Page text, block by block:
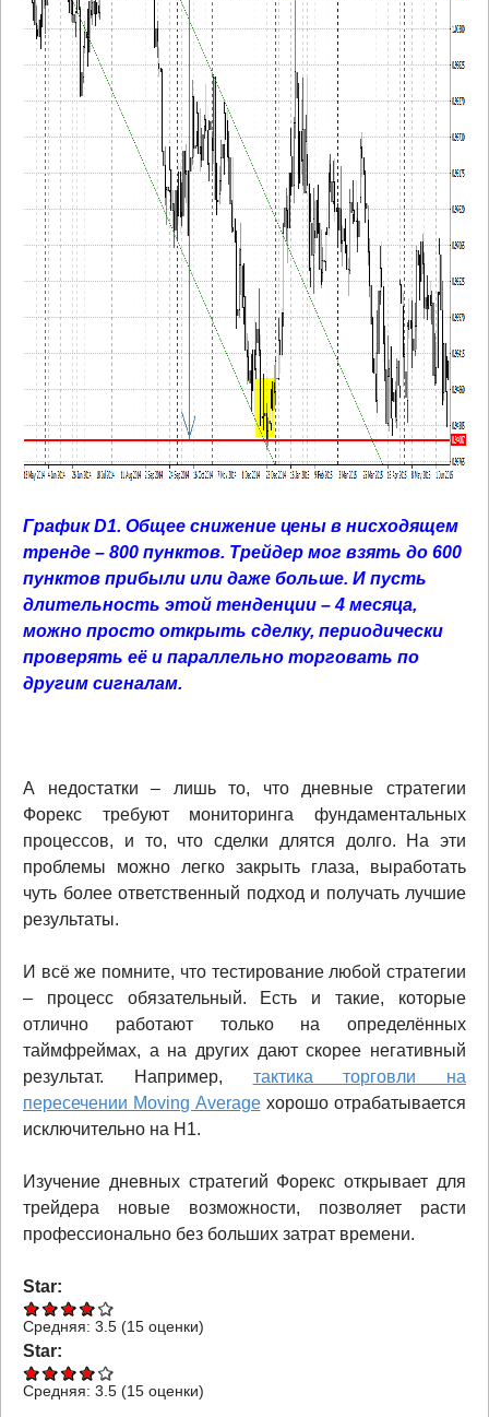
ГрафикD1. Общее снижение цены в нисходящем
тренде – 800 пунктов. Трейдер мог взять до 600
пунктов прибыли или даже больше. И пусть
длительность этой тенденции – 4 месяца,
можно просто открыть сделку, периодически
проверять её и параллельно торговать по
другим сигналам.
А недостатки – лишь то, что дневные стратегии
Форекс требуют мониторинга фундаментальных
процессов, и то, что сделки длятся долго. На эти
проблемы можно легко закрыть глаза, выработать
чуть более ответственный подход и получать лучшие
результаты.
И всё же помните, что тестирование любой стратегии
– процесс обязательный. Есть и такие, которые
отлично работают только на определённых
таймфреймах, а на других дают скорее негативный
результат. Например, тактика торговли на
пересечении Moving Averageхорошо отрабатывается
исключительно на Н1.
Изучение дневных стратегий Форекс открывает для
трейдера новые возможности, позволяет расти
профессионально без больших затрат времени.
Star:
Средняя: 3.5 (15 оценки)
Star:
Средняя: 3.5 (15 оценки)